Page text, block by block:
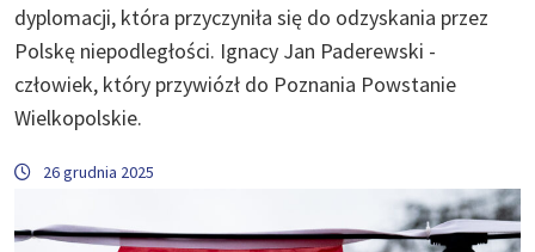
dyplomacji, która przyczyniła się do odzyskania przez
Polskę niepodległości. Ignacy Jan Paderewski -
człowiek, który przywiózł do Poznania Powstanie
Wielkopolskie.
26 grudnia 2025